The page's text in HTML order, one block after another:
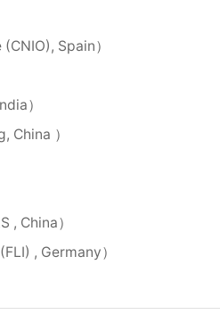
Spain）
）
China ）
, China）
, Germany）